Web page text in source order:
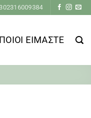
ΠΟΙΟΙ ΕΙΜΑΣΤΕ